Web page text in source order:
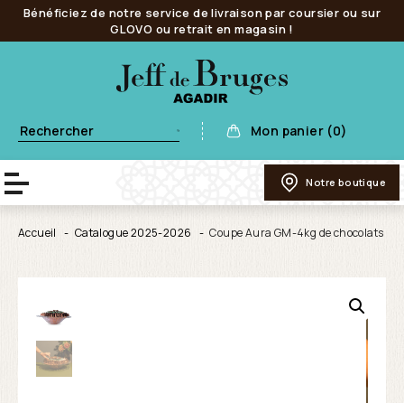
Bénéficiez de notre service de livraison par coursier ou sur
GLOVO ou retrait en magasin !
Mon panier (0)
Notre boutique
Accueil Catalogue 2025-2026 Coupe Aura GM-4kg de chocolats